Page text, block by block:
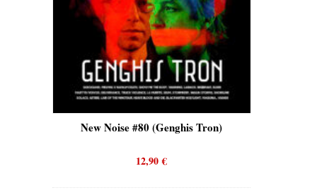
New Noise #80 (Genghis Tron)
12,90€